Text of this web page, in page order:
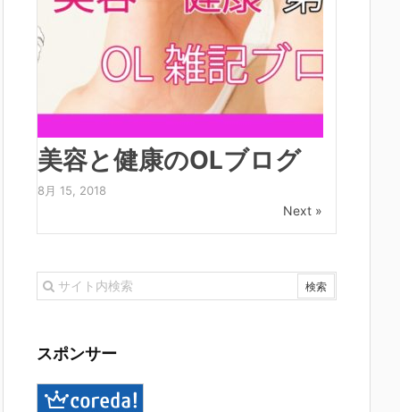
美容と健康のOLブログ
8月 15, 2018
Next »
スポンサー